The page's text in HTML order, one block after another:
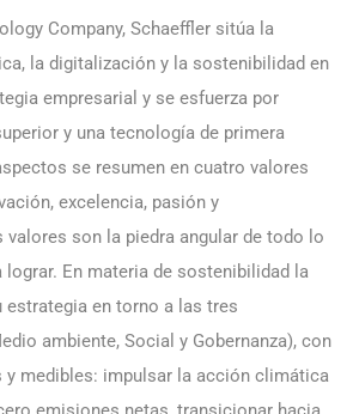
Company, Schaeffler sitúa la
la digitalización y la sostenibilidad en
empresarial y se esfuerza por
y una tecnología de primera
se resumen en cuatro valores
excelencia, pasión y
son la piedra angular de todo lo
lograr. En materia de sostenibilidad la
en torno a las tres
ambiente, Social y Gobernanza), con
medibles: impulsar la acción climática